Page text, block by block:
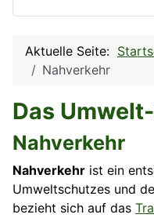
Aktuelle Seite:
Nahverkehr
Das
Nahverkehr
Nahverkehr ist ein
Umweltschutzes und
bezieht sich auf das